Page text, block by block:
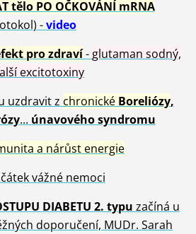
tělo PO OČKOVÁNÍ mRNA
-video
pro zdraví- glutaman sodný,
excitotoxiny
uzdravit z chronické Boreliózy,
... únavového syndromu
a nárůst energie
vážné nemoci
DIABETU 2. typu začíná u
doporučení, MUDr. Sarah